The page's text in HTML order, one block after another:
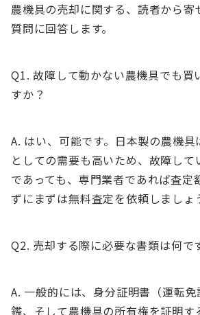
農機具の売却に関する、読者から寄
質問に回答します。
Q1. 故障して動かない農機具でも買
すか？
A. はい、可能です。日本製の農機具
としての需要も高いため、故障し
であっても、専門業者であれば査定
ずにまずは無料査定を依頼しましょ
Q2. 売却する際に必要な書類は何で
A. 一般的には、身分証明書（運転
鑑、そして農機具の所有権を証明す